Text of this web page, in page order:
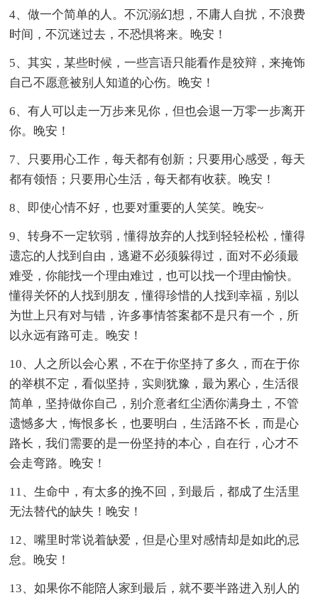
4、做一个简单的人。不沉溺幻想，不庸人自扰，不浪费
时间，不沉迷过去，不恐惧将来。晚安！
5、其实，某些时候，一些言语只能看作是狡辩，来掩饰
自己不愿意被别人知道的心伤。晚安！
6、有人可以走一万步来见你，但也会退一万零一步离开
你。晚安！
7、只要用心工作，每天都有创新；只要用心感受，每天
都有领悟；只要用心生活，每天都有收获。晚安！
8、即使心情不好，也要对重要的人笑笑。晚安~
9、转身不一定软弱，懂得放弃的人找到轻轻松松，懂得
遗忘的人找到自由，逃避不必须躲得过，面对不必须最
难受，你能找一个理由难过，也可以找一个理由愉快。
懂得关怀的人找到朋友，懂得珍惜的人找到幸福，别以
为世上只有对与错，许多事情答案都不是只有一个，所
以永远有路可走。晚安！
10、人之所以会心累，不在于你坚持了多久，而在于你
的举棋不定，看似坚持，实则犹豫，最为累心，生活很
简单，坚持做你自己，别介意者红尘洒你满身土，不管
遗憾多大，悔恨多长，也要明白，生活路不长，而是心
路长，我们需要的是一份坚持的本心，自在行，心才不
会走弯路。晚安！
11、生命中，有太多的挽不回，到最后，都成了生活里
无法替代的缺失！晚安！
12、嘴里时常说着缺爱，但是心里对感情却是如此的忌
怠。晚安！
13、如果你不能陪人家到最后，就不要半路进入别人的